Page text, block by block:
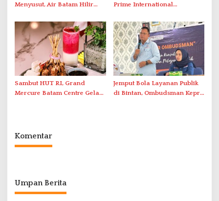
Menyusut, Air Batam Hilir
Antar-IPAM
Prime International
2026 di Stadion Temenggung
Abdul Jamal
Sambut HUT RI, Grand
Mercure Batam Centre Gelar
Jemput Bola Layanan Publik
di Bintan, Ombudsman Kepri
Komentar
Umpan Berita